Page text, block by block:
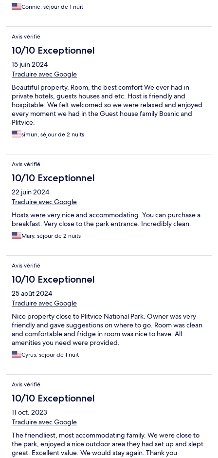
Connie, séjour de 1 nuit
Avis vérifié
10/10 Exceptionnel
15 juin 2024
Traduire avec Google
Beautiful property, Room, the best comfort We ever had in
private hotels, guests houses and etc. Host is friendly and
hospitable. We felt welcomed so we were relaxed and enjoyed
every moment we had in the Guest house family Bosnic and
Plitvice.
simun, séjour de 2 nuits
Avis vérifié
10/10 Exceptionnel
22 juin 2024
Traduire avec Google
Hosts were very nice and accommodating. You can purchase a
breakfast. Very close to the park entrance. Incredibly clean.
Mary, séjour de 2 nuits
Avis vérifié
10/10 Exceptionnel
25 août 2024
Traduire avec Google
Nice property close to Plitvice National Park. Owner was very
friendly and gave suggestions on where to go. Room was clean
and comfortable and fridge in room was nice to have. All
amenities you need were provided.
Cyrus, séjour de 1 nuit
Avis vérifié
10/10 Exceptionnel
11 oct. 2023
Traduire avec Google
The friendliest, most accommodating family. We were close to
the park, enjoyed a nice outdoor area they had set up and slept
great. Excellent value. We would stay again. Thank you